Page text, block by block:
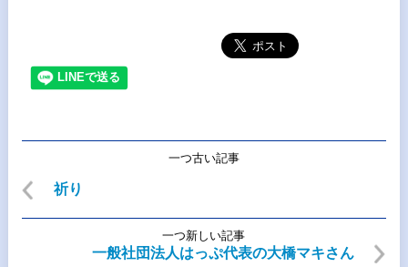
一つ古い記事
祈り
一つ新しい記事
一般社団法人はっぷ代表の大橋マキさん